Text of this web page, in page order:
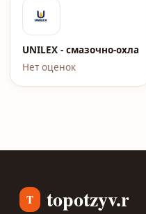
UNILEX - смазочно-
Нет оценок
T topotzyv.ru